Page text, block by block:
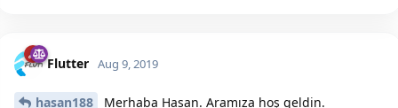
Flutter Aug 9, 2019
hasan188 Merhaba Hasan. Aramıza hoş geldin.